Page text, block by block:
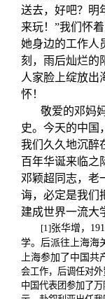
送去，好吧？明
来玩！”我们怀
她身边的工作人
刻，雨后灿烂的
人家脸上绽放出
怀！
敬爱的邓妈
史。今天的中国
我们久久地沉
百年华诞来临之
邓颖超同志，老
诲，必定是我们
建成世界一流大
[1]张华增，
学。后派往上海海
上海参加了中国共
会工作，后调任对
中国代表团参加了